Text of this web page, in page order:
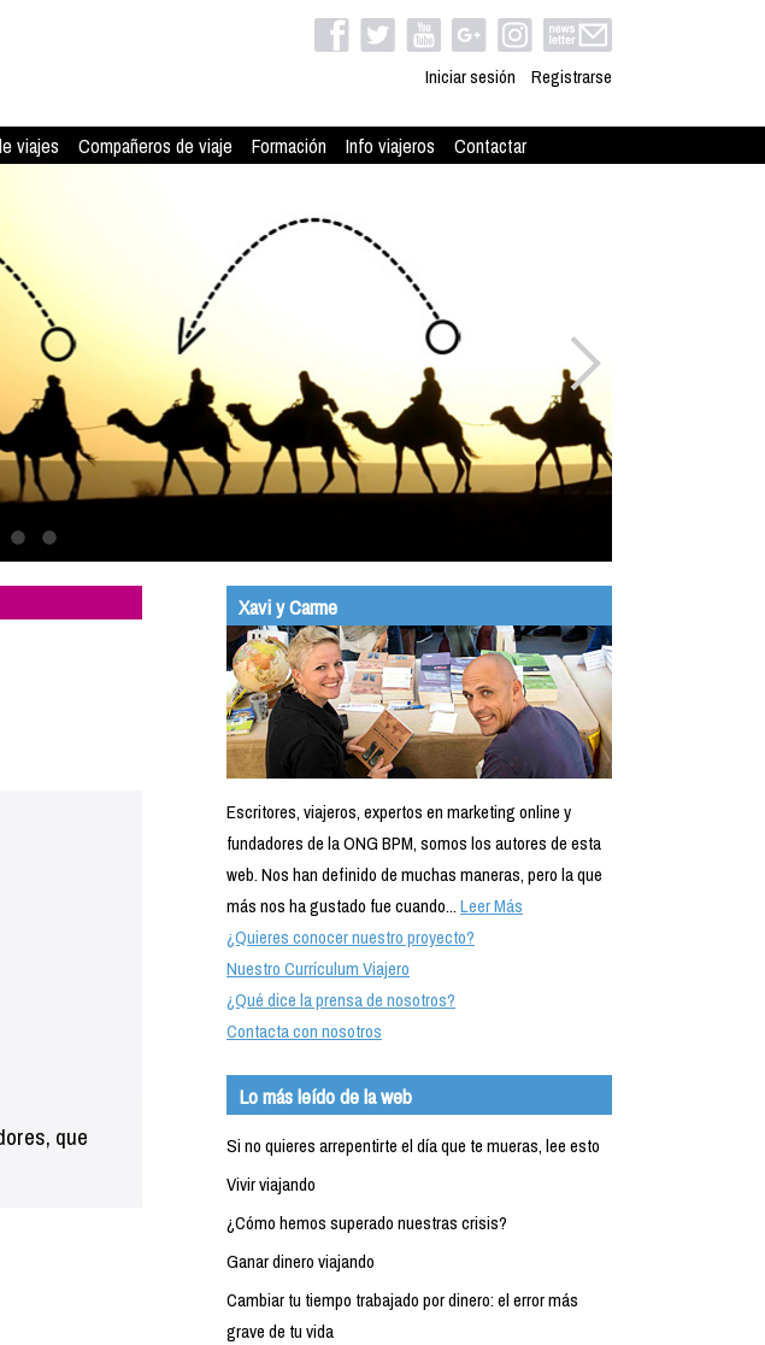
Iniciar sesión Registrarse
viajes Compañeros de viaje Formación Info viajeros Contactar
que
Xavi y Carme
Escritores, viajeros, expertos en marketing online y
fundadores de la ONG BPM, somos los autores de esta
web. Nos han definido de muchas maneras, pero la que
más nos ha gustado fue cuando...Leer Más
¿Quieres conocer nuestro proyecto?
Nuestro Currículum Viajero
¿Qué dice la prensa de nosotros?
Contacta con nosotros
Lo más leído de la web
Si no quieres arrepentirte el día que te mueras, lee esto
Vivir viajando
¿Cómo hemos superado nuestras crisis?
Ganar dinero viajando
Cambiar tu tiempo trabajado por dinero: el error más
grave de tu vida